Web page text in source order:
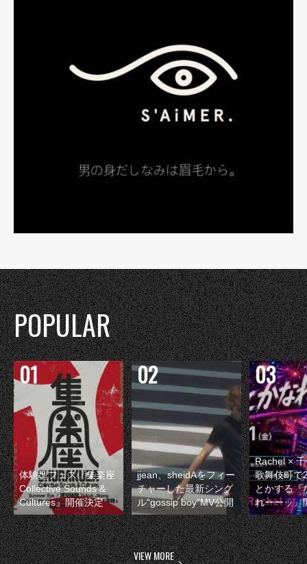
POPULAR
体験型フェス『集楽座
Collective Sounds &
Cultures』開催決定
jjean、sheidAをフィー
チャーした最新シング
ル“gossip boy”MV公開
Rachel ×
歌舞伎町で
とかする『
れーーッ』
VIEW MORE